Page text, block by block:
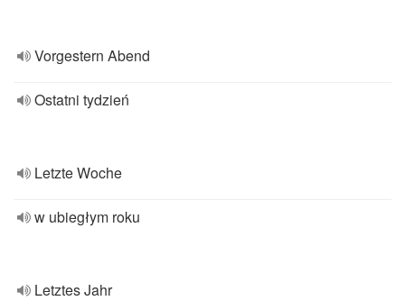
Vorgestern Abend
Ostatni tydzień
Letzte Woche
w ubiegłym roku
Letztes Jahr